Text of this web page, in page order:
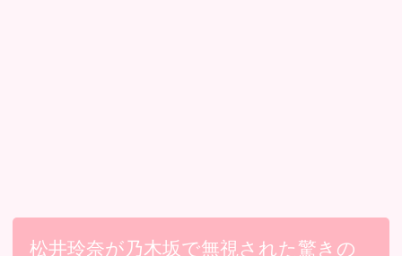
松井玲奈が乃木坂で無視された驚きの